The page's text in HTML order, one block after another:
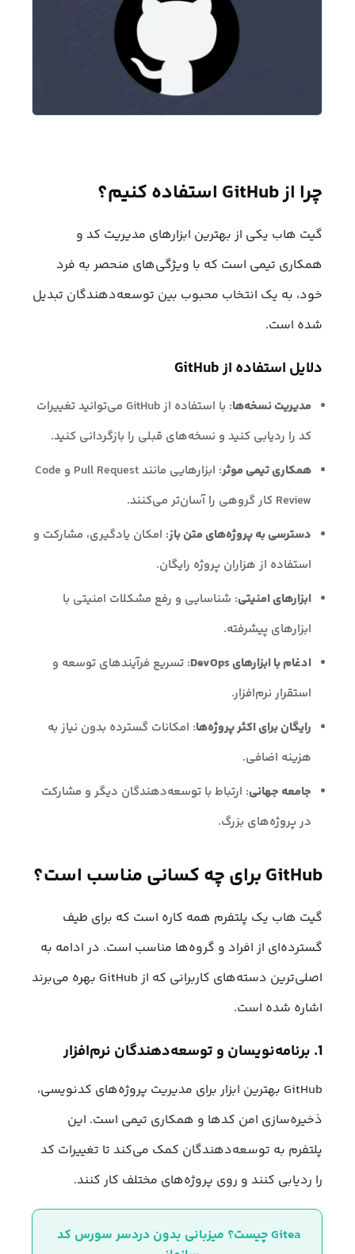
چرا از GitHub استفاده کنیم؟
گیت هاب یکی از بهترین ابزارهای مدیریت کد و
همکاری تیمی است که با ویژگی‌های منحصر به فرد
خود، به یک انتخاب محبوب بین توسعه‌دهندگان تبدیل
شده است.
دلایل استفاده از GitHub
مدیریت نسخه‌ها
: با استفاده از GitHub می‌توانید تغییرات
کد را ردیابی کنید و نسخه‌های قبلی را بازگردانی کنید.
همکاری تیمی موثر
: ابزارهایی مانند Pull Request و Code
Review کار گروهی را آسان‌تر می‌کنند.
دسترسی به پروژه‌های متن باز: امکان یادگیری، مشارکت و
استفاده از هزاران پروژه رایگان.
ابزارهای امنیتی: شناسایی و رفع مشکلات امنیتی با
ابزارهای پیشرفته.
ادغام با ابزارهای DevOps
: تسریع فرآیندهای توسعه و
استقرار نرم‌افزار.
رایگان برای اکثر پروژه‌ها: امکانات گسترده بدون نیاز به
هزینه اضافی.
جامعه جهانی: ارتباط با توسعه‌دهندگان دیگر و مشارکت
در پروژه‌های بزرگ.
GitHub برای چه کسانی مناسب است؟
گیت هاب یک پلتفرم همه کاره است که برای طیف
گسترده‌ای از افراد و گروه‌ها مناسب است. در ادامه به
اصلی‌ترین دسته‌های کاربرانی که از GitHub بهره‌ می‌برند
اشاره شده است.
1. برنامه‌نویسان و توسعه‌دهندگان نرم‌افزار
GitHub بهترین ابزار برای مدیریت پروژه‌های کدنویسی،
ذخیره‌سازی امن کدها و همکاری تیمی است. این
پلتفرم به توسعه‌دهندگان کمک می‌کند تا تغییرات کد
را ردیابی کنند و روی پروژه‌های مختلف کار کنند.
Gitea چیست؟ میزبانی بدون دردسر سورس کد